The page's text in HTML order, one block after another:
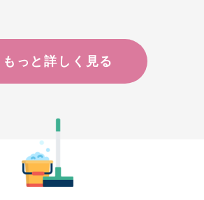
もっと詳しく見る